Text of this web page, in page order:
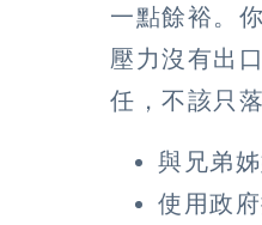
一點餘裕。
壓力沒有出
任，不該只
與兄弟
使用政